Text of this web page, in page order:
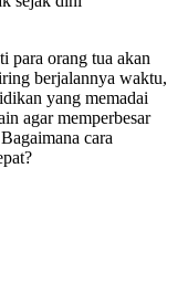
para orang tua akan
berjalannya waktu,
yang memadai
agar memperbesar
cara